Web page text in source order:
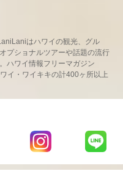
はハワイの観光、グル
プショナルツアーや話題の流行
ハワイ情報フリーマガジン
イ・ワイキキの計400ヶ所以上
LaniLani
LaniLani